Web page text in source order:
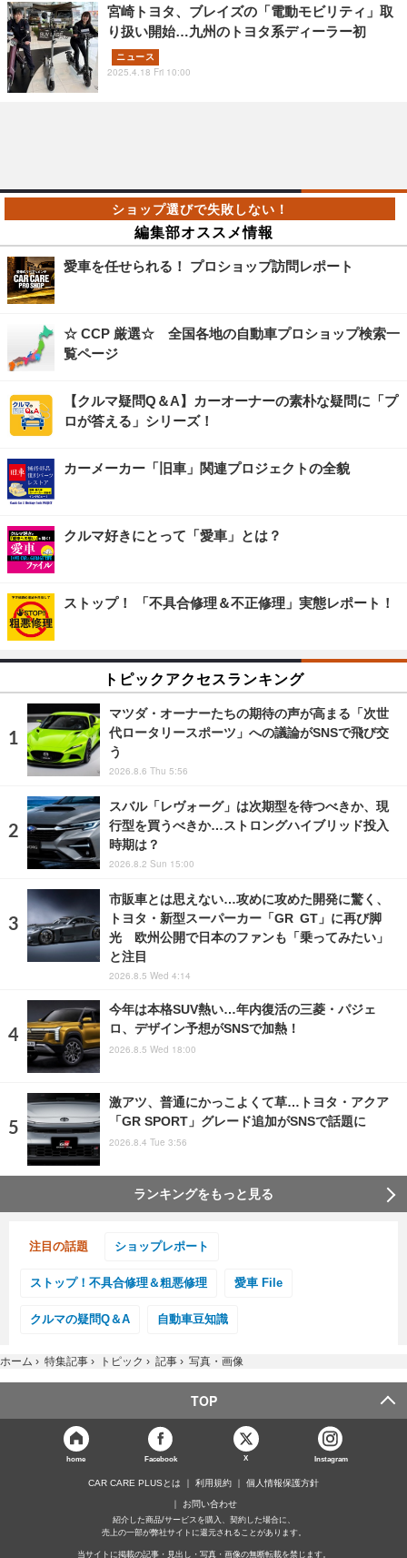
宮崎トヨタ、ブレイズの「電動モビリティ」取
り扱い開始…九州のトヨタ系ディーラー初
ニュース
2025.4.18 Fri 10:00
編集部オススメ情報
愛車を任せられる！ プロショップ訪問レポート
☆ CCP 厳選☆ 全国各地の自動車プロショップ検索一
覧ページ
【クルマ疑問Q＆A】カーオーナーの素朴な疑問に「プ
ロが答える」シリーズ！
カーメーカー「旧車」関連プロジェクトの全貌
クルマ好きにとって「愛車」とは？
ストップ！ 「不具合修理＆不正修理」実態レポート！
トピックアクセスランキング
マツダ・オーナーたちの期待の声が高まる「次世
代ロータリースポーツ」への議論がSNSで飛び交
う
2026.8.6 Thu 5:56
スバル「レヴォーグ」は次期型を待つべきか、現
行型を買うべきか…ストロングハイブリッド投入
時期は？
2026.8.2 Sun 15:00
市販車とは思えない…攻めに攻めた開発に驚く、
トヨタ・新型スーパーカー「GR GT」に再び脚
光 欧州公開で日本のファンも「乗ってみたい」
と注目
2026.8.5 Wed 4:14
今年は本格SUV熱い…年内復活の三菱・パジェ
ロ、デザイン予想がSNSで加熱！
2026.8.5 Wed 18:00
激アツ、普通にかっこよくて草…トヨタ・アクア
「GR SPORT」グレード追加がSNSで話題に
2026.8.4 Tue 3:56
ランキングをもっと見る
注目の話題 ショップレポート
ストップ！不具合修理＆粗悪修理 愛車 File
クルマの疑問Q＆A 自動車豆知識
ホーム › 特集記事 › トピック › 記事 › 写真・画像
TOP
home Facebook X Instagram
CAR CARE PLUSとは 利用規約 個人情報保護方針
お問い合わせ
紹介した商品/サービスを購入、契約した場合に、
売上の一部が弊社サイトに還元されることがあります。
当サイトに掲載の記事・見出し・写真・画像の無断転載を禁じます。